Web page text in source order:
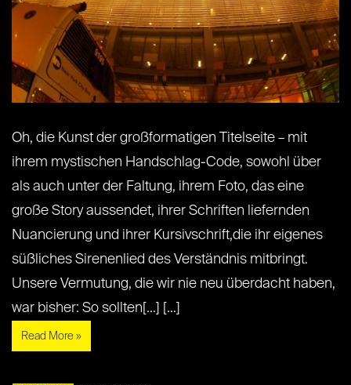
Oh, die Kunst der großformatigen Titelseite – mit
ihrem mystischen Handschlag-Code, sowohl über
als auch unter der Faltung, ihrem Foto, das eine
große Story aussendet, ihrer Schriften liefernden
Nuancierung und ihrer Kursivschrift,die ihr eigenes
süßliches Sirenenlied des Verständnis mitbringt.
Unsere Vermutung, die wir nie neu überdacht haben,
war bisher: So sollten[...] [...]
Read More »